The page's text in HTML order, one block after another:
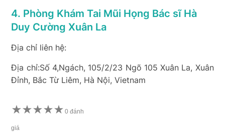
4. Phòng Khám Tai Mũi Họng Bác sĩ Hà
Duy Cường Xuân La
Địa chỉ liên hệ:
Địa chỉ:Số 4,Ngách, 105/2/23 Ngõ 105 Xuân La, Xuân
Đỉnh, Bắc Từ Liêm, Hà Nội, Vietnam
★★★★★ 0 đánh
giá